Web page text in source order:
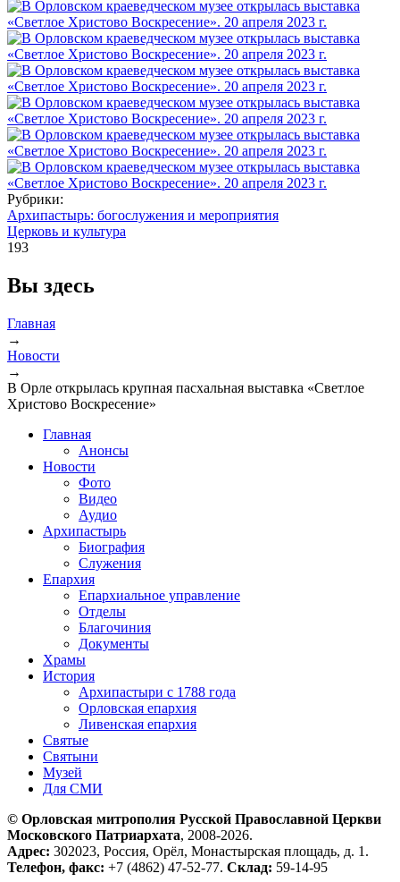
Рубрики:
Архипастырь: богослужения и мероприятия
Церковь и культура
193
Вы здесь
Главная
→
Новости
→
В Орле открылась крупная пасхальная выставка «Светлое
Христово Воскресение»
Главная
Анонсы
Новости
Фото
Видео
Аудио
Архипастырь
Биография
Служения
Епархия
Епархиальное управление
Отделы
Благочиния
Документы
Храмы
История
Архипастыри с 1788 года
Орловская епархия
Ливенская епархия
Святые
Святыни
Музей
Для СМИ
© Орловская митрополия Русской Православной Церкви
Московского Патриархата, 2008-2026.
Адрес: 302023, Россия, Орёл, Монастырская площадь, д. 1.
Телефон, факс: +7 (4862) 47-52-77. Склад: 59-14-95